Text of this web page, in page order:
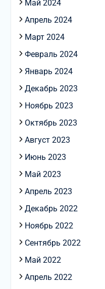
Май 2024
Апрель 2024
Март 2024
Февраль 2024
Январь 2024
Декабрь 2023
Ноябрь 2023
Октябрь 2023
Август 2023
Июнь 2023
Май 2023
Апрель 2023
Декабрь 2022
Ноябрь 2022
Сентябрь 2022
Май 2022
Апрель 2022